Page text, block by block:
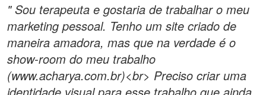
" Sou terapeuta e gostaria de trabalhar o meu
marketing pessoal. Tenho um site criado de
maneira amadora, mas que na verdade é o
show-room do meu trabalho
(www.acharya.com.br)<br> Preciso criar uma